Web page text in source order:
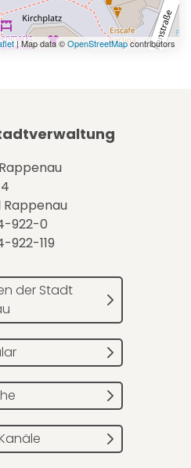
| Map data ©OpenStreetMapcontributors
Rappenau
922-0
922-119
der Stadt